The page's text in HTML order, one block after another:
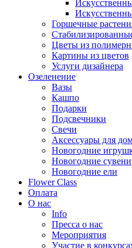
Горшечные
Цветы из
Картины из цветов
Услуги дизайнера
Озеленение
Вазы
Кашпо
Подарки
Подсвечники
Свечи
Аксессуары для
Новогодние
Новогодние
Новогодние ели
Flower Class
Оплата
О нас
Info
Пресса о нас
Мероприятия
Участие в